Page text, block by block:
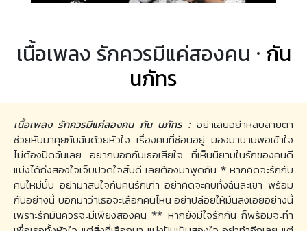
เนื้อเพลง รักควรมีแค่สองคน · กัน
นภัทร
เนื้อเพลง รักควรมีแค่สองคน กัน นภัทร : อย่าเลยอย่าหลบสายตา
ช่วยหันมาคุยกับฉันด้วยหัวใจ เรื่องคนที่ซ่อนอยู่ มองมานานพอเข้าใจ
ไม่ต้องปิดฉันเลย อยากบอกกับเธอเสียใจ ที่เห็นนิยามในรักของคนดี
แบ่งได้ถึงสองใจเจ็บปวดใจสิ้นดี เลยต้องมาพูดกัน * หากคิดจะรักกับ
คนใหม่นั้น อย่ามาสนใจกับคนรักเก่า อย่าคิดจะคบทั้งฉันละเขา พร้อม
กันอย่างนี้ บอกมาว่าเธอจะเลือกคนไหน อย่าปล่อยให้มันลงเอยอย่างนี้
เพราะรักมันควรจะมีเพียงสองคน ** หากยังมีใจรักกัน ก็พร้อมจะทำ